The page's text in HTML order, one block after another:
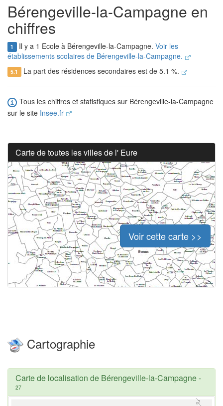
Bérengeville-la-Campagne en
chiffres
1 Il y a 1 Ecole à Bérengeville-la-Campagne. Voir les
établissements scolaires de Bérengeville-la-Campagne.
5.1 La part des résidences secondaires est de 5.1 %.
Tous les chiffres et statistiques sur Bérengeville-la-Campagne
sur le site Insee.fr
Carte de toutes les villes de l' Eure
Voir cette carte >>
Cartographie
Carte de localisation de Bérengeville-la-Campagne-
27